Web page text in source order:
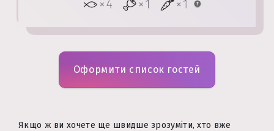
Оформити список гостей
Якщо ж ви хочете ще швидше зрозуміти, хто вже